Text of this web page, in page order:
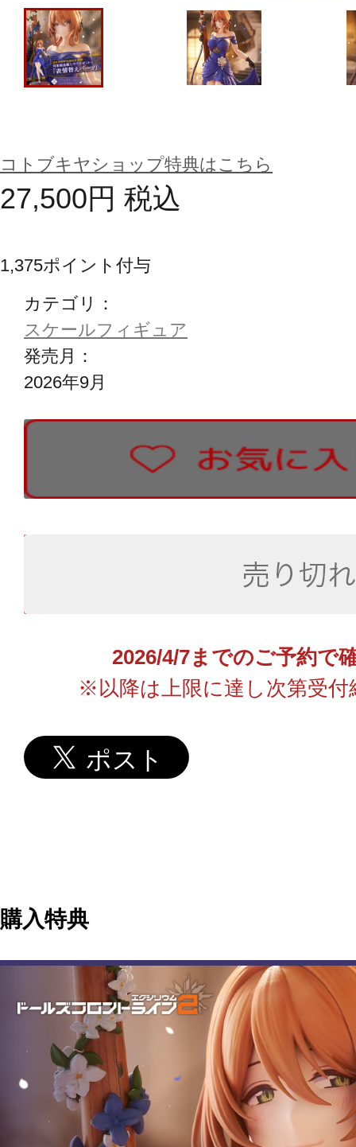
コトブキヤショップ特典はこちら
27,500円 税込
1,375ポイント付与
カテゴリ：
スケールフィギュア
発売月：
2026年9月
2026/4/7までのご予約で
※以降は上限に達し次第受付
購入特典